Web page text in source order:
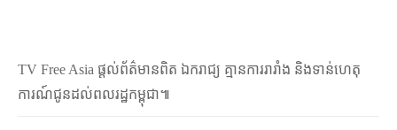
TV Free Asia ផ្ដល់ព័ត៌មានពិត ឯករាជ្យ គ្មានការរារាំង និងទាន់ហេតុ
ការណ៍ជូនដល់ពលរដ្ឋកម្ពុជា៕